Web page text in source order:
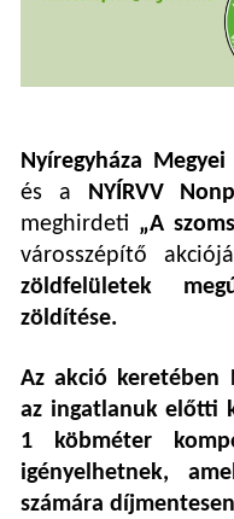
Nyíregyháza
és a NYÍRVV
meghirdeti „A
városszépítő
zöldfelületek
zöldítése.
Az akció keretében
az ingatlanuk előtti
1 köbméter
igényelhetnek,
számára